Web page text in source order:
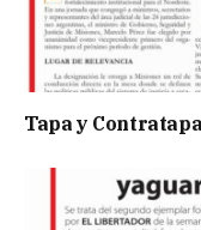
Tapa y